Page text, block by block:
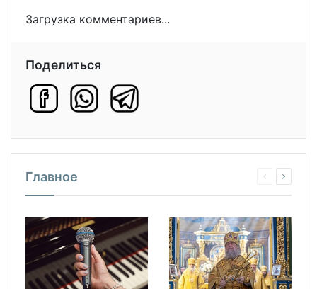
Загрузка комментариев...
Поделиться
Главное